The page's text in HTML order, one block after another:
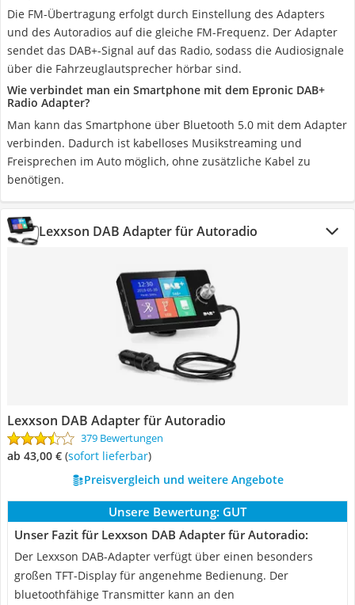
Die FM-Übertragung erfolgt durch Einstellung des Adapters
und des Autoradios auf die gleiche FM-Frequenz. Der Adapter
sendet das DAB+-Signal auf das Radio, sodass die Audiosignale
über die Fahrzeuglautsprecher hörbar sind.
Wie verbindet man ein Smartphone mit dem Epronic DAB+
Radio Adapter?
Man kann das Smartphone über Bluetooth 5.0 mit dem Adapter
verbinden. Dadurch ist kabelloses Musikstreaming und
Freisprechen im Auto möglich, ohne zusätzliche Kabel zu
benötigen.
Lexxson DAB Adapter für Autoradio
Lexxson DAB Adapter für Autoradio
379 Bewertungen
ab 43,00 € ( Sofort lieferbar)
Preisvergleich und weitere Angebote
Unsere Bewertung: GUT
Unser Fazit für Lexxson DAB Adapter für Autoradio:
Der Lexxson DAB-Adapter verfügt über einen besonders
großen TFT-Display für angenehme Bedienung. Der
bluetoothfähige Transmitter kann an den